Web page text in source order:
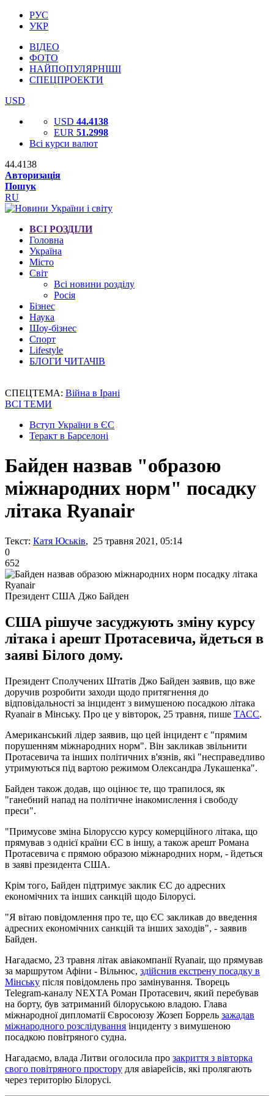
РУС
УКР
ВІДЕО
ФОТО
НАЙПОПУЛЯРНІШІ
СПЕЦПРОЕКТИ
USD
USD 44.4138
EUR 51.2998
Всі курси валют
44.4138
Авторизація
Пошук
RU
ВСІ РОЗДІЛИ
Головна
Україна
Місто
Світ
Всі новини розділу
Росія
Бізнес
Наука
Шоу-бізнес
Спорт
Lifestyle
БЛОГИ ЧИТАЧІВ
СПЕЦТЕМА: Війна в Ірані
ВСІ ТЕМИ
Вступ України в ЄС
Теракт в Барселоні
Байден назвав "образою
міжнародних норм" посадку
літака Ryanair
Текст: Катя Юськів, 25 травня 2021, 05:14
0
652
Президент США Джо Байден
США рішуче засуджують зміну курсу
літака і арешт Протасевича, йдеться в
заяві Білого дому.
Президент Сполучених Штатів Джо Байден заявив, що вже
доручив розробити заходи щодо притягнення до
відповідальності за інцидент з вимушеною посадкою літака
Ryanair в Мінську. Про це у вівторок, 25 травня, пише ТАСС.
Американський лідер заявив, що цей інцидент є "прямим
порушенням міжнародних норм". Він закликав звільнити
Протасевича та інших політичних в'язнів, які "несправедливо
утримуються під вартою режимом Олександра Лукашенка".
Байден також додав, що оцінює те, що трапилося, як
"ганебний напад на політичне інакомислення і свободу
преси".
"Примусове зміна Білоруссю курсу комерційного літака, що
прямував з однієї країни ЄС в іншу, а також арешт Романа
Протасевича є прямою образою міжнародних норм, - йдеться
в заяві президента США.
Крім того, Байден підтримує заклик ЄС до адресних
економічних та інших санкцій щодо Білорусі.
"Я вітаю повідомлення про те, що ЄС закликав до введення
адресних економічних санкцій та інших заходів", - заявив
Байден.
Нагадаємо, 23 травня літак авіакомпанії Ryanair, що прямував
за маршрутом Афіни - Вільнюс, здійснив екстрену посадку в
Мінську після повідомлень про замінування. Творець
Telegram-каналу NEXTA Роман Протасевич, який перебував
на борту, був затриманий білоруською владою. Глава
міжнародної дипломатії Євросоюзу Жозеп Боррель зажадав
міжнародного розслідування інциденту з вимушеною
посадкою повітряного судна.
Нагадаємо, влада Литви оголосила про закриття з вівторка
свого повітряного простору для авіарейсів, які пролягають
через територію Білорусі.